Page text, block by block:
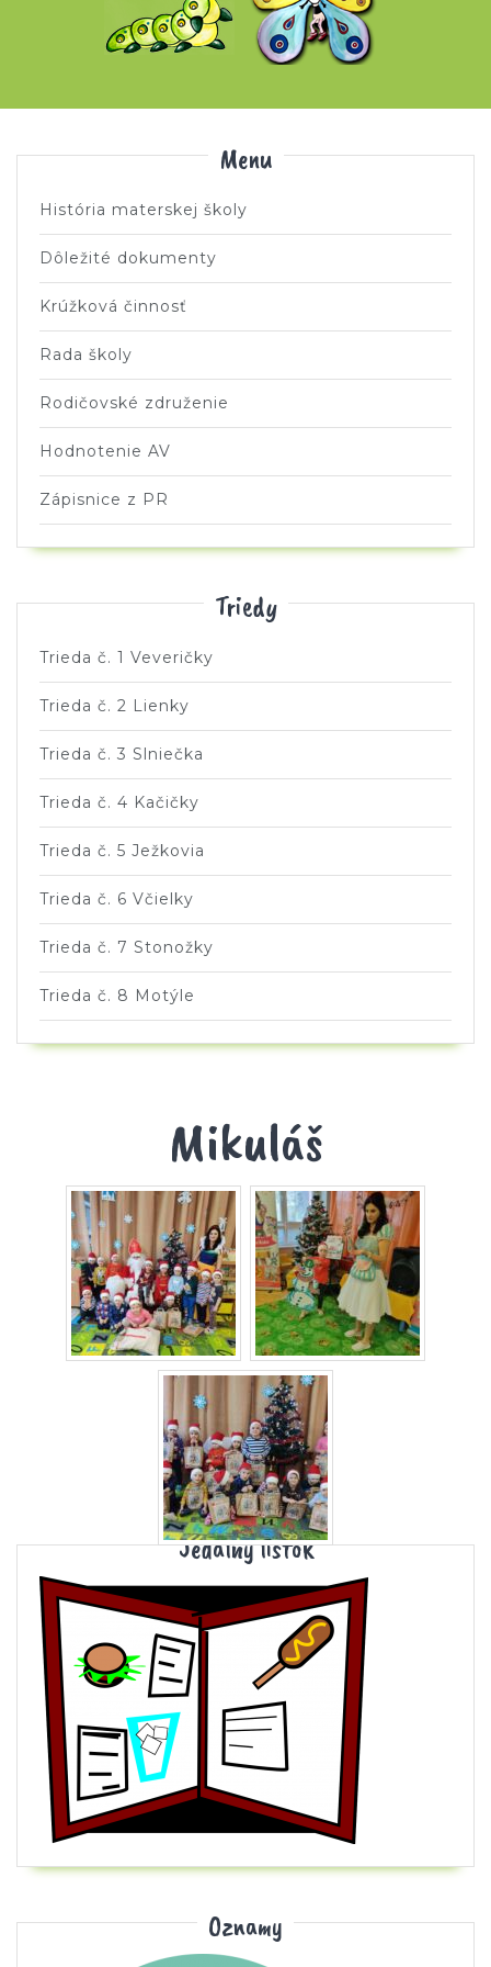
Menu
História materskej školy
Dôležité dokumenty
Krúžková činnosť
Rada školy
Rodičovské združenie
Hodnotenie AV
Zápisnice z PR
Triedy
Trieda č. 1 Veveričky
Trieda č. 2 Lienky
Trieda č. 3 Slniečka
Trieda č. 4 Kačičky
Trieda č. 5 Ježkovia
Trieda č. 6 Včielky
Trieda č. 7 Stonožky
Trieda č. 8 Motýle
Mikuláš
Jedálny lístok
Oznamy